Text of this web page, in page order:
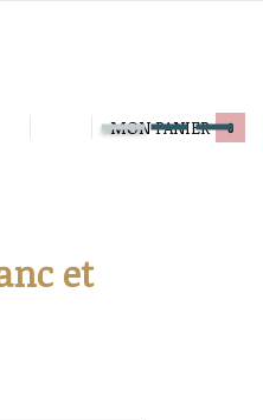
MON PANIER 0
et